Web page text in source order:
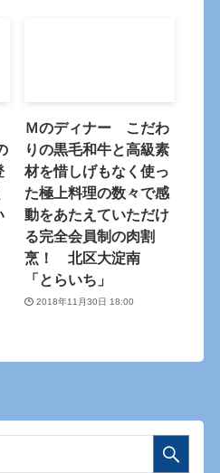
Ｍのディナー こだわ
りの黒毛和牛と高級素
材を惜しげもなく使っ
た極上料理の数々で感
動をあたえていただけ
る完全会員制の肉割
烹！ 北区大淀南
「とらいち」
2018年11月30日 18:00